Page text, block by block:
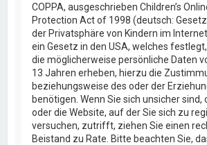
COPPA, ausgeschrieben Children’s
Protection Act of 1998 (deutsch:
der Privatsphäre von Kindern im
ein Gesetz in den USA, welches
die möglicherweise persönliche Daten
13 Jahren erheben, hierzu die
beziehungsweise des oder der
benötigen. Wenn Sie sich unsicher sind,
oder die Website, auf der Sie sich zu
versuchen, zutrifft, ziehen Sie einen
Beistand zu Rate. Bitte beachten Sie,